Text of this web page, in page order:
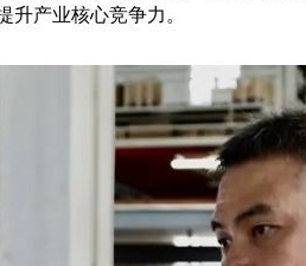
产业核心竞争力。